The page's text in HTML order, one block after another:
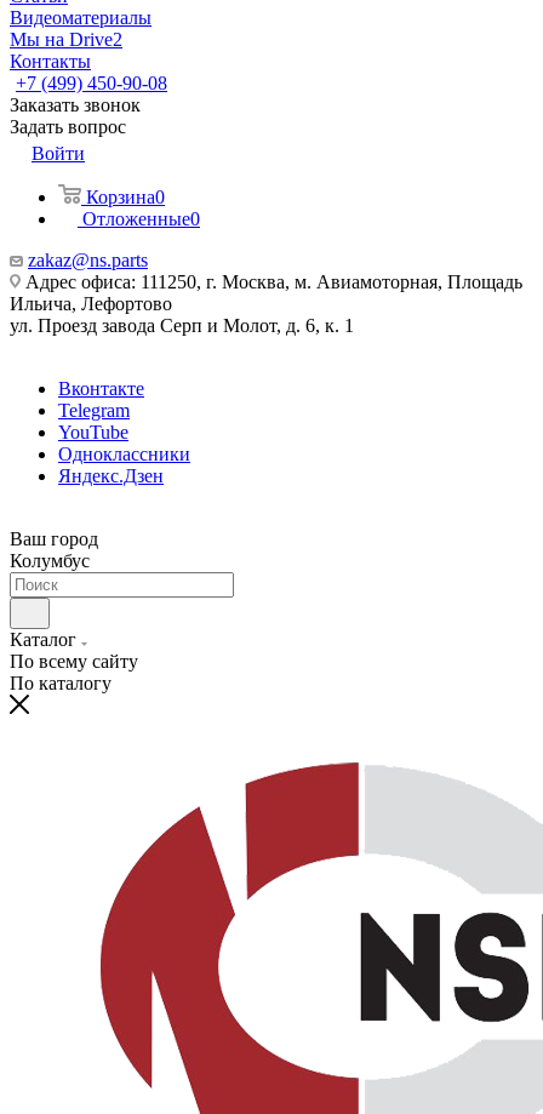
Видеоматериалы
Мы на Drive2
Контакты
+7 (499) 450-90-08
Заказать звонок
Задать вопрос
Войти
Корзина0
Отложенные0
zakaz@ns.parts
Адрес офиса: 111250, г. Москва, м. Авиамоторная, Площадь
Ильича, Лефортово
ул. Проезд завода Серп и Молот, д. 6, к. 1
Вконтакте
Telegram
YouTube
Одноклассники
Яндекс.Дзен
Ваш город
Колумбус
Каталог
По всему сайту
По каталогу